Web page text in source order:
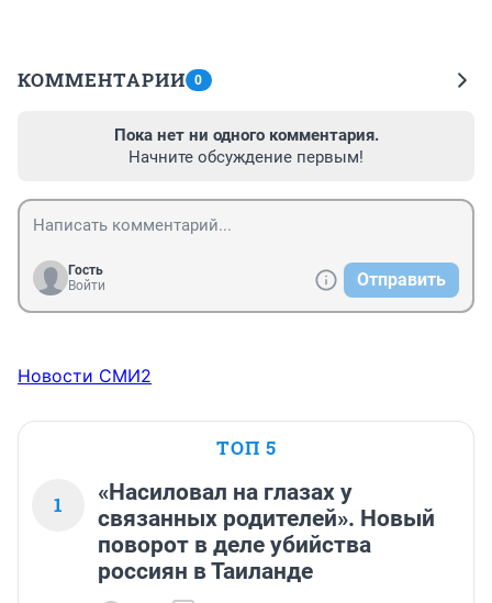
КОММЕНТАРИИ 0
Пока нет ни одного комментария.
Начните обсуждение первым!
Гость
Войти
Отправить
Новости СМИ2
ТОП 5
1
«Насиловал на глазах у
связанных родителей». Новый
поворот в деле убийства
россиян в Таиланде